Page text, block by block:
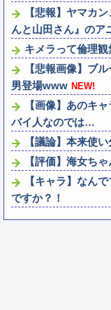
【悲報】ヤマカ
んと山田さん』のア
キメラって倫理
【悲報画像】ブ
男登場www NEW!
【画像】あのキ
バイ人なのでは…
【議論】本来使
【評価】海女ち
【キャラ】なん
ですか？！